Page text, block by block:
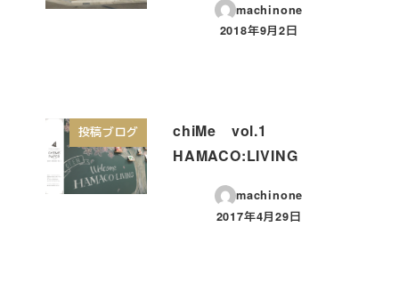
machinone
投稿日
2018年9月2日
投稿ブログ
chiMe vol.1
HAMACO:LIVING
machinone
投稿日
2017年4月29日